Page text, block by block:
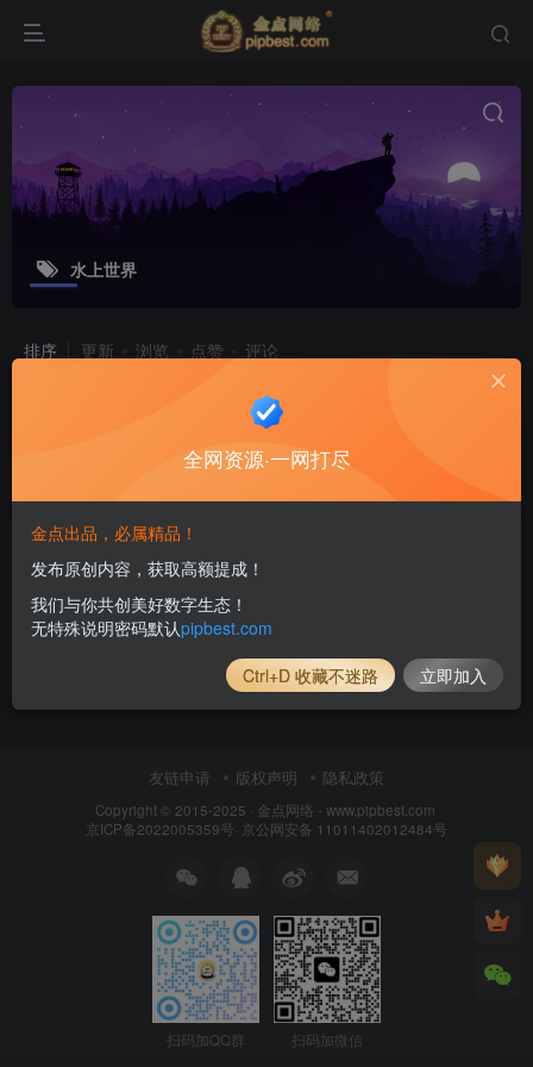
水上世界
排序 更新 浏览 点赞 评论
战神引擎【传奇手游逍遥沉默合击版】
最新整理合击服务端_蚂蚁洞_真天宫_
水上世界
游戏源码
友链申请 版权声明 隐私政策
Copyright © 2015-2025 · 金点网络 - www.pipbest.com
京ICP备2022005359号· 京公网安备 11011402012484号
扫码加QQ群 扫码加微信
全网资源·一网打尽
金点出品，必属精品！
发布原创内容，获取高额提成！
我们与你共创美好数字生态！
无特殊说明密码默认pipbest.com
Ctrl+D 收藏不迷路 立即加入